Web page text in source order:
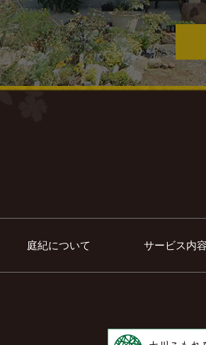
庭紀について サービス内